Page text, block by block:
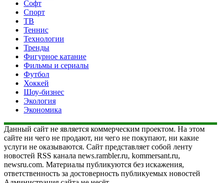
Софт
Спорт
ТВ
Теннис
Технологии
Тренды
Фигурное катание
Фильмы и сериалы
Футбол
Хоккей
Шоу-бизнес
Экология
Экономика
Данный сайт не является коммерческим проектом. На этом
сайте ни чего не продают, ни чего не покупают, ни какие
услуги не оказываются. Сайт представляет собой ленту
новостей RSS канала news.rambler.ru, kommersant.ru,
newsru.com. Материалы публикуются без искажения,
ответственность за достоверность публикуемых новостей